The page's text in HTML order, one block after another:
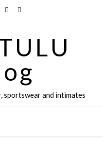
sportswear and intimates